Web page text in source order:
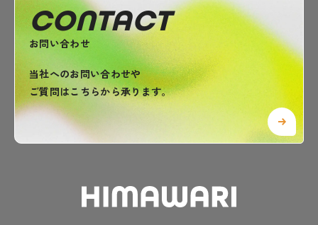
CONTACT
お問い合わせ
当社へのお問い合わせや
ご質問はこちらから承ります。